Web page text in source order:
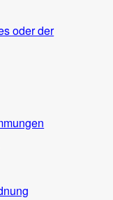
oder der